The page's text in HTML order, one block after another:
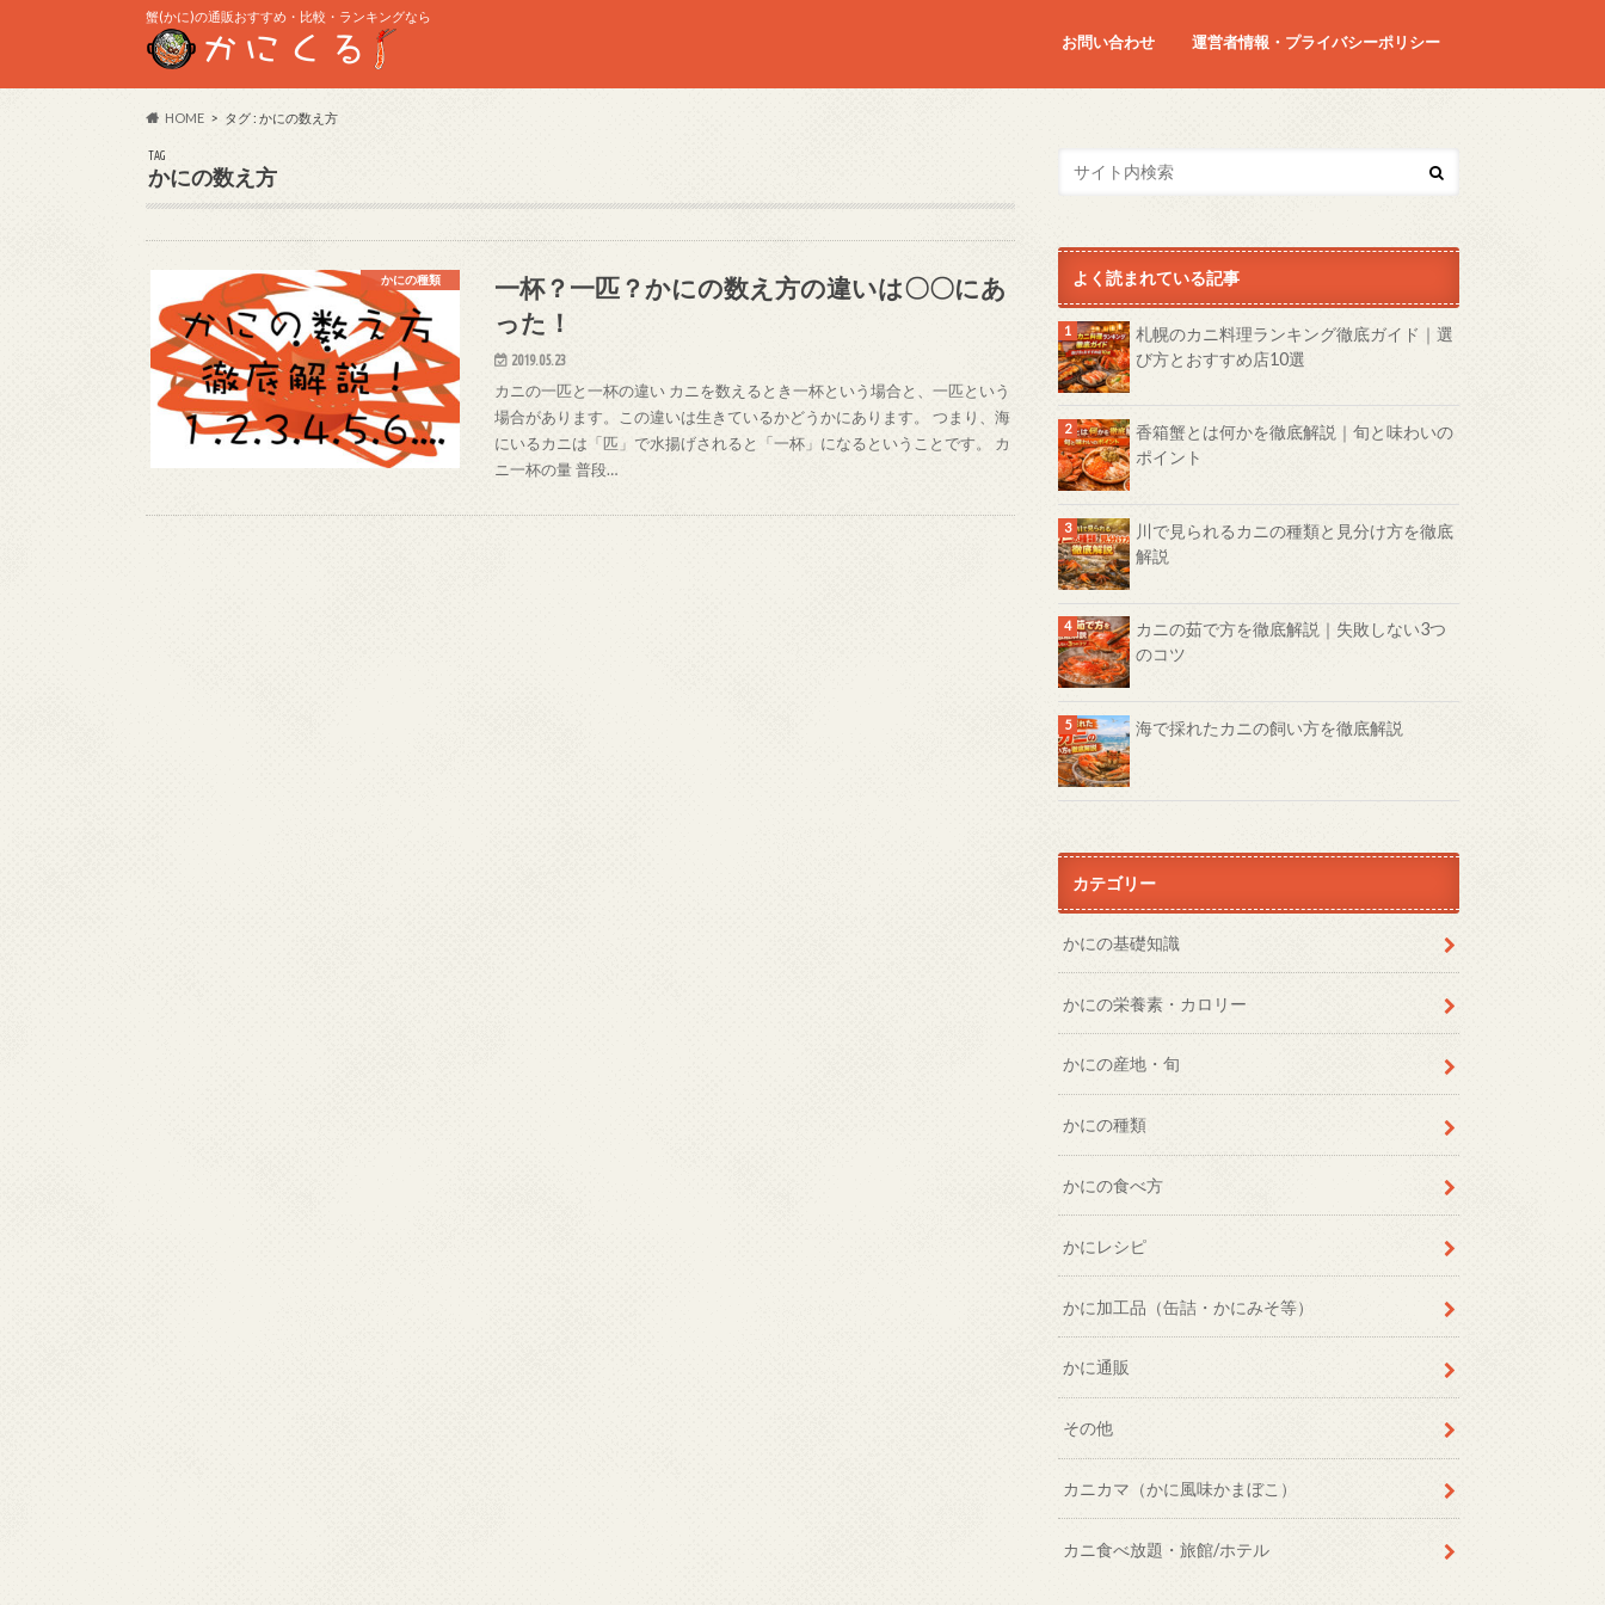
蟹(かに)の通販おすすめ・比較・ランキングなら
お問い合わせ 運営者情報・プライバシーポリシー
HOME タグ : かにの数え方
TAG
かにの数え方
かにの種類
一杯？一匹？かにの数え方の違いは〇〇にあ
った！
2019.05.23
カニの一匹と一杯の違い カニを数えるとき一杯という場合と、一匹という
場合があります。この違いは生きているかどうかにあります。 つまり、海
にいるカニは「匹」で水揚げされると「一杯」になるということです。 カ
ニ一杯の量 普段…
よく読まれている記事
札幌のカニ料理ランキング徹底ガイド｜選
び方とおすすめ店10選
香箱蟹とは何かを徹底解説｜旬と味わいの
ポイント
川で見られるカニの種類と見分け方を徹底
解説
カニの茹で方を徹底解説｜失敗しない3つ
のコツ
海で採れたカニの飼い方を徹底解説
カテゴリー
かにの基礎知識
かにの栄養素・カロリー
かにの産地・旬
かにの種類
かにの食べ方
かにレシピ
かに加工品（缶詰・かにみそ等）
かに通販
その他
カニカマ（かに風味かまぼこ）
カニ食べ放題・旅館/ホテル